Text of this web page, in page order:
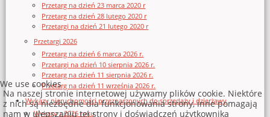
Przetarg na dzień 23 marca 2020 r
Przetarg na dzień 28 lutego 2020 r
Przetargi na dzień 21 lutego 2020 r
Przetargi 2026
Przetarg na dzień 6 marca 2026 r.
Przetargi na dzień 10 sierpnia 2026 r.
Przetarg na dzień 11 sierpnia 2026 r.
Przetarg na dzień 11 września 2026 r.
Wykazy nieruchomości przeznaczonych do sprzedaży i dzierżawy
Wykazy z 2026 roku
We use cookies
Na naszej stronie internetowej używamy plików cookie. Niektóre
z nich są niezbędne dla funkcjonowania strony, inne pomagają
nam w ulepszaniu tej strony i doświadczeń użytkownika